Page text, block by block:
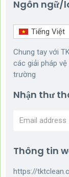
Ngôn ngữ/
Tiếng Việt
Chung tay với
các giải pháp
trường
Nhận thư
Thông tin
https://